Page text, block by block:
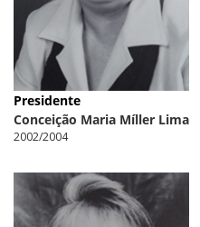
Presidente
Conceição Maria Míller Lima
2002/2004